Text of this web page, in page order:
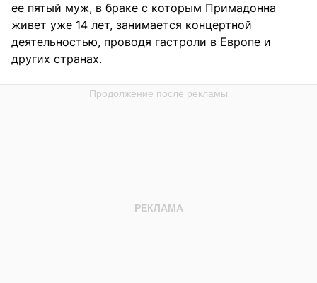
ее пятый муж, в браке с которым Примадонна
живет уже 14 лет, занимается концертной
деятельностью, проводя гастроли в Европе и
других странах.